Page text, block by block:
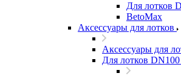
Для лотков
BetoMax
Аксессуары для лотков
Аксессуары для
Для лотков DN100